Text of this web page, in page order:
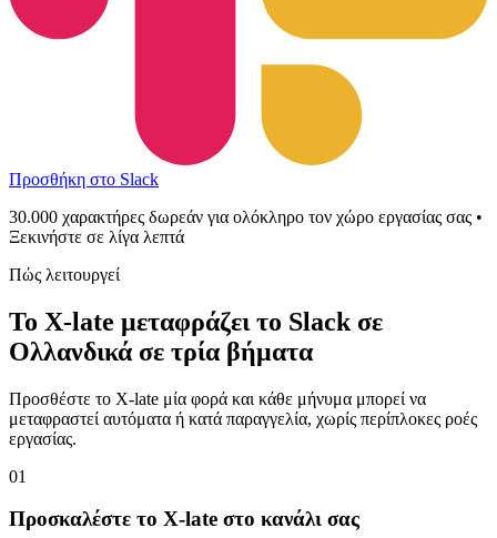
Προσθήκη στο Slack
30.000 χαρακτήρες δωρεάν για ολόκληρο τον χώρο εργασίας σας •
Ξεκινήστε σε λίγα λεπτά
Πώς λειτουργεί
Το X-late μεταφράζει το Slack σε
Ολλανδικά σε τρία βήματα
Προσθέστε το X-late μία φορά και κάθε μήνυμα μπορεί να
μεταφραστεί αυτόματα ή κατά παραγγελία, χωρίς περίπλοκες ροές
εργασίας.
01
Προσκαλέστε το X-late στο κανάλι σας